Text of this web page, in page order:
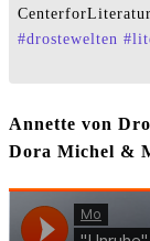
#drostewelten #
Annette von
Dora Michel &